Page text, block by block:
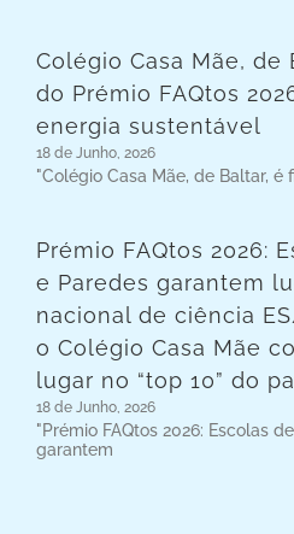
Colégio Casa Mãe, de
do Prémio FAQtos
energia sustentável
18 de Junho, 2026
"Colégio Casa Mãe, de Baltar, é
Prémio FAQtos 2026:
e Paredes garantem
nacional de ciência
o Colégio Casa Mãe
lugar no “top 10” do
18 de Junho, 2026
"Prémio FAQtos 2026: Escolas
garantem